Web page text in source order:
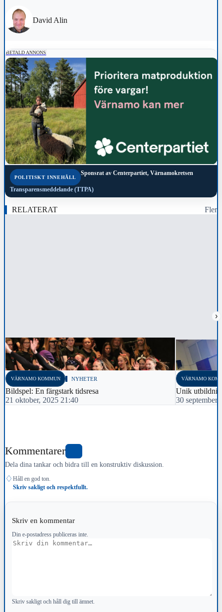
David Alin
BETALD ANNONS
POLITISKT INNEHÅLL
Sponsrat av Centerpartiet, Värnamokretsen
Transparensmeddelande (TTPA)
RELATERAT Fler
›
VÄRNAMO KOMMUN NYHETER
Bildspel: En färgstark tidsresa
21 oktober, 2025 21:40
VÄRNAMO
Unik
30
Kommentarer
Dela dina tankar och bidra till en konstruktiv diskussion.
♢ Håll en god ton.
Skriv sakligt och respektfullt.
Skriv en kommentar
Din e-postadress publiceras inte.
Kommentar
Skriv sakligt och håll dig till ämnet.